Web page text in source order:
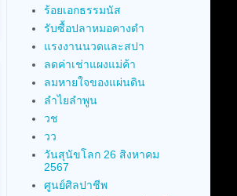
ร้อยเอกธรรมนัส
รับซื้อปลาหมอคางดำ
แรงงานนวดและสปา
ลดค่าเช่าแผงแม่ค้า
ลมหายใจของแผ่นดิน
ลำไยลำพูน
วช
วว
วันสุนัขโลก 26 สิงหาคม
2567
ศูนย์ศิลปาชีพ